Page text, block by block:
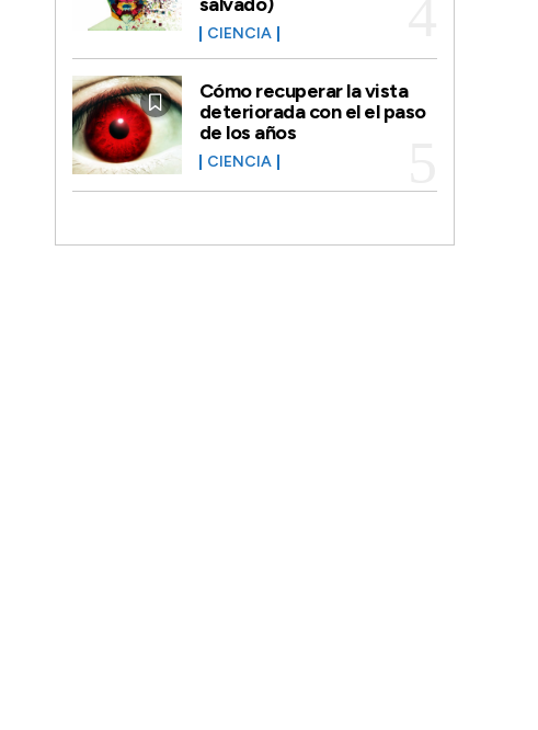
CIENCIA
Cómo recuperar la vista
deteriorada con el el paso
de los años
CIENCIA